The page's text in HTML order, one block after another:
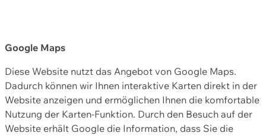
Google Maps
Diese Website nutzt das Angebot von Google Maps.
Dadurch können wir Ihnen interaktive Karten direkt in der
Website anzeigen und ermöglichen Ihnen die komfortable
Nutzung der Karten-Funktion. Durch den Besuch auf der
Website erhält Google die Information, dass Sie die